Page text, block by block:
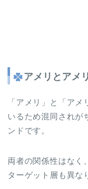
アメリとアメ
「アメリ」と「ア
いるため混同されが
ンドです。
両者の関係性はなく
ターゲット層も異な